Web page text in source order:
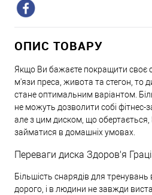
ОПИС ТОВАРУ
Якщо Ви бажаєте покращити своє
м'язи преса, живота та стегон, то
стане оптимальним варіантом.
не можуть дозволити собі фітнес-
але з цим диском, що
займатися в домашніх умовах.
Переваги диска Здоров'я
Більшість снарядів для
дорого, і в людини не завжди